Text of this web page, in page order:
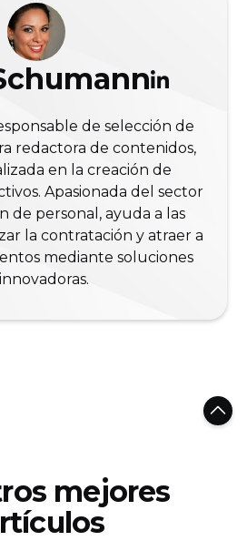
de selección de
redactora de contenidos,
en la creación de
Apasionada del sector
de personal, ayuda a las
la contratación y atraer a
mediante soluciones
innovadoras.
mejores